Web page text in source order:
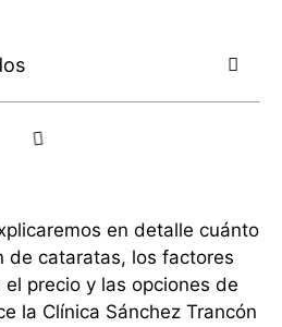
en detalle cuánto
de cataratas, los factores
precio y las opciones de
la Clínica Sánchez Trancón